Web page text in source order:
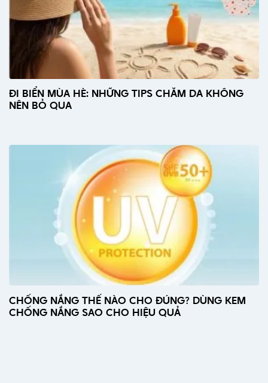
ĐI BIỂN MÙA HÈ: NHỮNG TIPS CHĂM DA KHÔNG
NÊN BỎ QUA
CHỐNG NẮNG THẾ NÀO CHO ĐÚNG? DÙNG KEM
CHỐNG NẮNG SAO CHO HIỆU QUẢ